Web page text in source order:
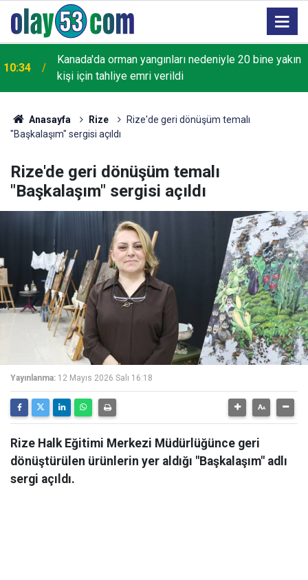
10:32
EPDK, Petrol Ofisi'nin bazı tesislerinde tarife
değişikliğine gitti
Anasayfa Rize
Rize'de geri dönüşüm temalı
"Başkalaşım" sergisi açıldı
Rize'de geri dönüşüm temalı
"Başkalaşım" sergisi açıldı
Yayınlanma: 12 Mayıs 2026 Salı 16:18
Rize Halk Eğitimi Merkezi Müdürlüğünce geri
dönüştürülen ürünlerin yer aldığı "Başkalaşım" adlı
sergi açıldı.